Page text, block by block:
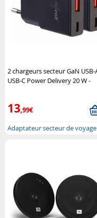
2 chargeurs secteur GaN USB-
USB-C Power Delivery 20 W -
13,99€
Adaptateur secteur de voyage